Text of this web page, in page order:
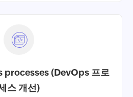
(DevOps 프로
스 개선)